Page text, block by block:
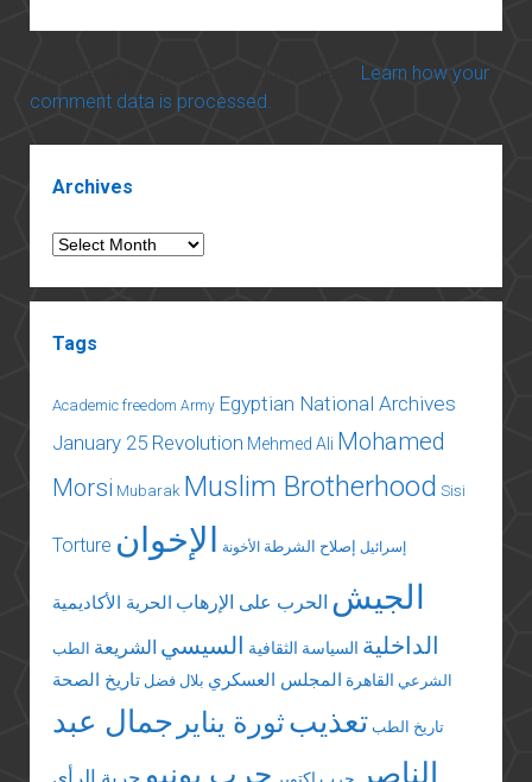
Learn how your
comment data is processed.
Archives
Archives
Tags
Academic freedom Army Egyptian National Archives
January 25 Revolution Mehmed Ali Mohamed
Morsi Mubarak Muslim Brotherhood Sisi
Torture إسرائيل إصلاح الشرطة الأخونة الإخوان
الجيش الحرب على الإرهاب الحرية الأكاديمية
الداخلية السياسة الثقافية السيسي الشريعة الطب
الشرعي القاهرة المجلس العسكري بلال فضل تاريخ الصحة
تاريخ الطب تعذيبثورة يناير جمال عبد
الناصر
حرب يونيو حرية الرأي